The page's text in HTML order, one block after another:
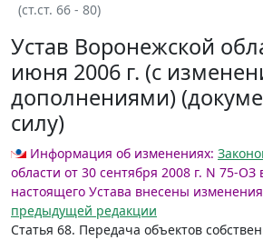
(ст.ст. 66 - 80)
Устав Воронежской
июня 2006 г. (с
дополнениями)
силу)
Информация об изменениях:
области от 30 сентября 2008 г. N 75-ОЗ
настоящего Устава внесены изменения
предыдущей редакции
Статья 68. Передача объектов